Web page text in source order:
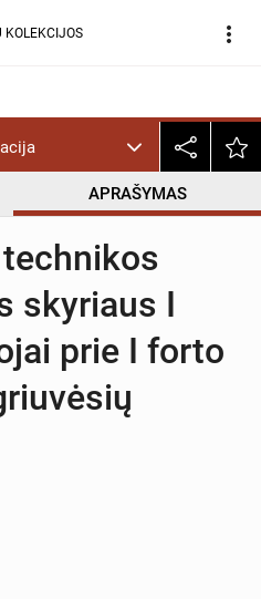
KOLEKCIJOS more_vert
APRAŠYMAS
skyriaus I
prie I forto